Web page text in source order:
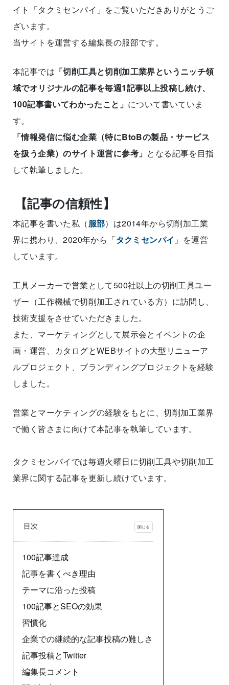
イト「タクミセンパイ」をご覧いただきありがとうご
ざいます。
当サイトを運営する編集長の服部です。
本記事では 「切削工具と切削加工業界というニッチ領
域でオリジナルの記事を毎週1記事以上投稿し続け、
100記事書いてわかったこと」 について書いていま
す。
「情報発信に悩む企業（特にBtoBの製品・サービス
を扱う企業）のサイト運営に参考」 となる記事を目指
して執筆しました。
【記事の信頼性】
本記事を書いた私（服部）は2014年から切削加工業
界に携わり、2020年から「タクミセンパイ 」を運営
しています。
工具メーカーで営業として500社以上の切削工具ユー
ザー（工作機械で切削加工されている方）に訪問し、
技術支援をさせていただきました。
また、マーケティングとして展示会とイベントの企
画・運営、カタログとWEBサイトの大型リニューア
ルプロジェクト、ブランディングプロジェクトを経験
しました。
営業とマーケティングの経験をもとに、切削加工業界
で働く皆さまに向けて本記事を執筆しています。
タクミセンパイでは毎週火曜日に切削工具や切削加工
業界に関する記事を更新し続けています。
目次
100記事達成
記事を書くべき理由
テーマに沿った投稿
100記事とSEOの効果
習慣化
企業での継続的な記事投稿の難しさ
記事投稿とTwitter
編集長コメント